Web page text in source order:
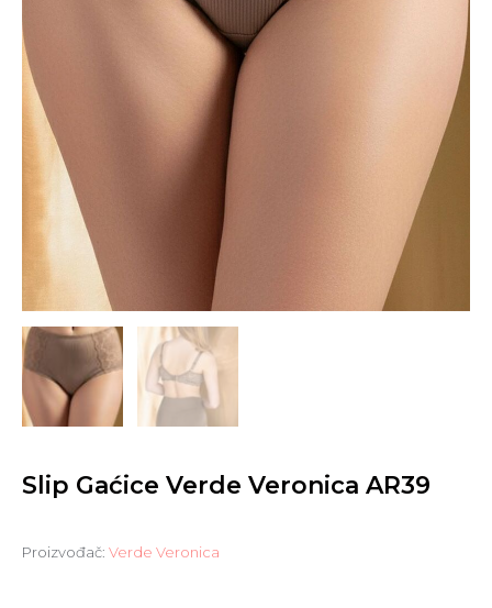
Slip Gaćice Verde Veronica AR39
Proizvođač: Verde Veronica